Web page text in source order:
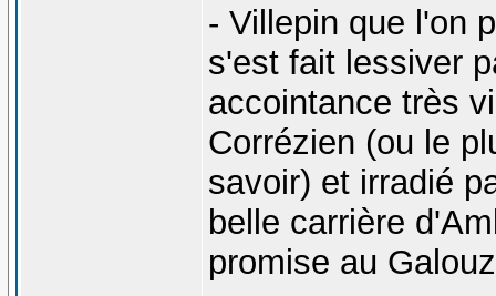
- Villepin que l'on
s'est fait lessiver
accointance très
Corrézien (ou le
savoir) et irradié
belle carrière
promise au